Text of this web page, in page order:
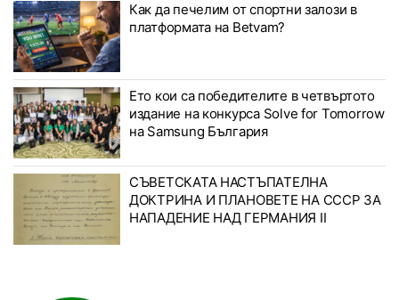
Как да печелим от спортни залози в
платформата на Betvam?
Ето кои са победителите в четвъртото
издание на конкурса Solve for Tomorrow
на Samsung България
СЪВЕТСКАТА НАСТЪПАТЕЛНА
ДОКТРИНА И ПЛАНОВЕТЕ НА СССР ЗА
НАПАДЕНИЕ НАД ГЕРМАНИЯ II